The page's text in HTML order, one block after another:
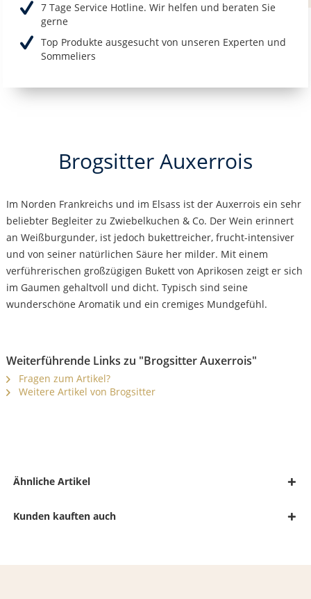
7 Tage Service Hotline. Wir helfen und beraten Sie
gerne
Top Produkte ausgesucht von unseren Experten und
Sommeliers
Brogsitter Auxerrois
Im Norden Frankreichs und im Elsass ist der Auxerrois ein sehr
beliebter Begleiter zu Zwiebelkuchen & Co. Der Wein erinnert
an Weißburgunder, ist jedoch bukettreicher, frucht-intensiver
und von seiner natürlichen Säure her milder. Mit einem
verführerischen großzügigen Bukett von Aprikosen zeigt er sich
im Gaumen gehaltvoll und dicht. Typisch sind seine
wunderschöne Aromatik und ein cremiges Mundgefühl.
Weiterführende Links zu "Brogsitter Auxerrois"
Fragen zum Artikel?
Weitere Artikel von Brogsitter
Ähnliche Artikel
Kunden kauften auch